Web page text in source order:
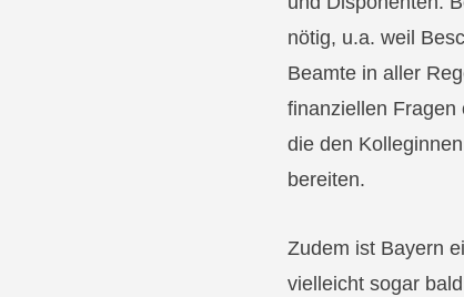
nötig, u.a. weil
Beamte in aller
finanziellen Fragen
die den
bereiten.
Zudem ist Bayern
vielleicht sogar